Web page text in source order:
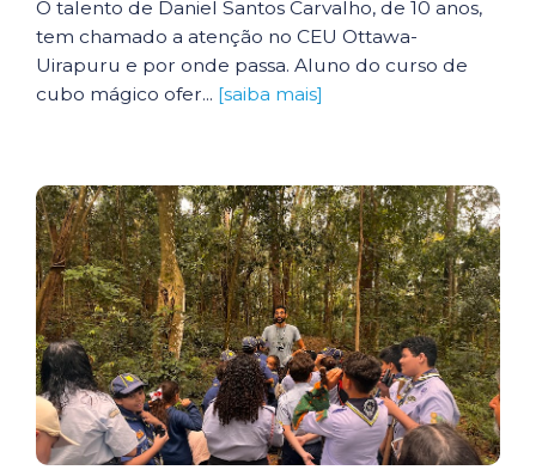
O talento de Daniel Santos Carvalho, de 10 anos,
tem chamado a atenção no CEU Ottawa-
Uirapuru e por onde passa. Aluno do curso de
cubo mágico ofer... [saiba mais]